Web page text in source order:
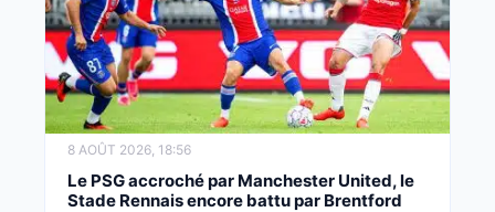
8 AOÛT 2026, 18:56
Le PSG accroché par Manchester United, le
Stade Rennais encore battu par Brentford